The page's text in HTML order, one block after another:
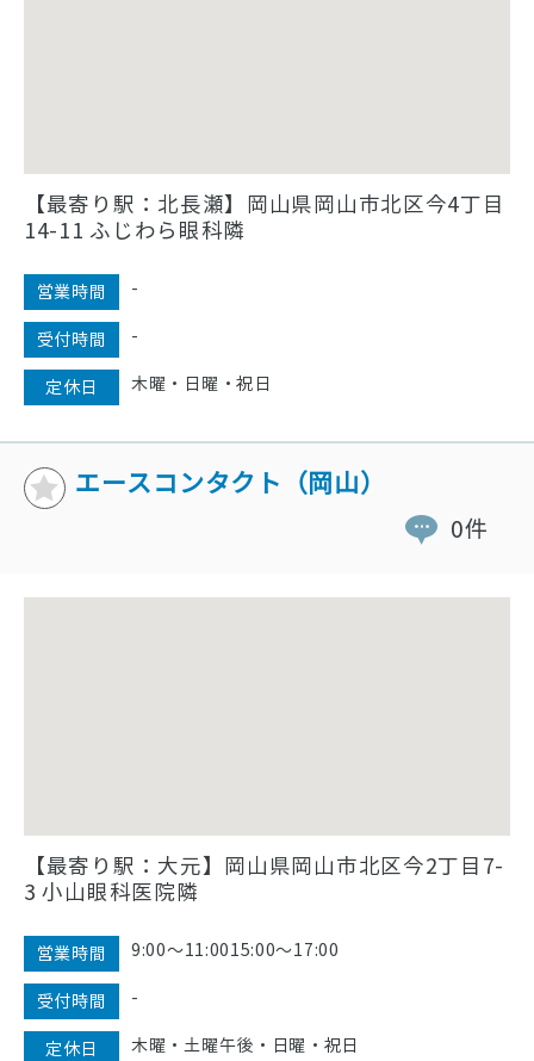
【最寄り駅：北長瀬】岡山県岡山市北区今4丁目
14-11 ふじわら眼科隣
営業時間 -
受付時間 -
定休日 木曜・日曜・祝日
エースコンタクト（岡山）
0件
【最寄り駅：大元】岡山県岡山市北区今2丁目7-
3 小山眼科医院隣
営業時間 9:00〜11:0015:00〜17:00
受付時間 -
定休日 木曜・土曜午後・日曜・祝日